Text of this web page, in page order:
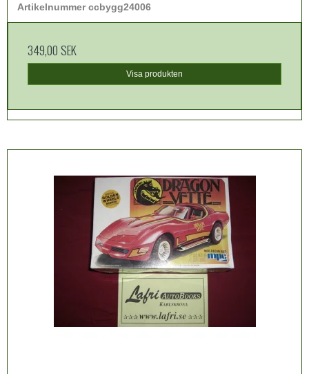
Artikelnummer ccbygg24006
349,00 SEK
Visa produkten